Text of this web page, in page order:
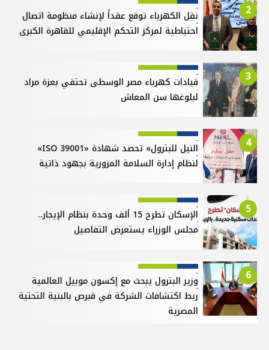
2
نقل الكهرباء توقع عقداً لإنشاء منظومة اتصال
احتياطية لمركز التحكم الإقليمي للقاهرة الكبرى
3
قيادات كهرباء مصر الوسطى تحتفي بعزة مراد
لبلوغها سن المعاش
4
النيل للبترول» تحصد شهادة «ISO 39001»
لنظام إدارة السلامة المرورية بجهود ذاتية
5
الإسكان تطرح 15 ألف وحدة بنظام الإيجار..
مجلس الوزراء يستعرض التفاصيل
6
وزير البترول يبحث مع إكسون موبيل العالمية
ربط اكتشافات الشركة في قبرص بالبنية التحتية
المصرية